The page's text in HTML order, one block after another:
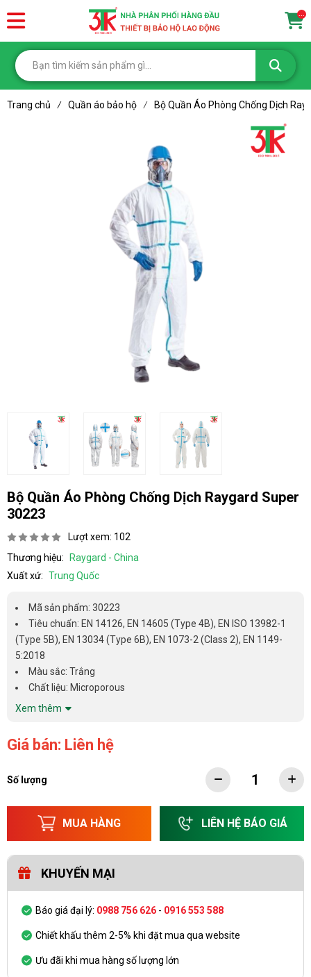
...
Trang chủ / Quần áo bảo hộ / Bộ Quần Áo Phòng Chống Dịch
Bộ Quần Áo Phòng Chống Dịch Raygard Super
30223
Lượt xem: 102
Thương hiệu:
Raygard - China
Xuất xứ: Trung Quốc
Mã sản phẩm: 30223
Tiêu chuẩn: EN 14126, EN 14605 (Type 4B), EN ISO 13982-1
(Type 5B), EN 13034 (Type 6B), EN 1073-2 (Class 2), EN 1149-
5:2018
Màu sắc: Trắng
Chất liệu: Microporous
Xem thêm
Giá bán: Liên hệ
Số lượng
MUA HÀNG LIÊN HỆ BÁO GIÁ
KHUYẾN MẠI
Báo giá đại lý: 0988 756 626 - 0916 553 588
Chiết khấu thêm 2-5% khi đặt mua qua website
Ưu đãi khi mua hàng số lượng lớn